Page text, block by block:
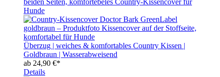
Überzug | weiches & komfortables Country Kissen |
Goldbraun | Wasserabweisend
ab 24,90 €*
Details